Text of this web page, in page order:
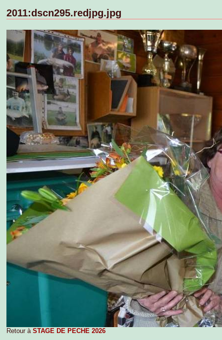
2011:dscn295.redjpg.jpg
Retour à STAGE DE PECHE 2026